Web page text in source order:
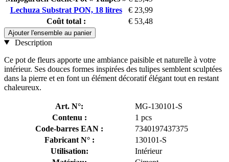
Lechuza Substrat PON, 18 litres
€ 23,99
Coût total :
€ 53,48
Ajouter l'ensemble au panier
Description
Ce pot de fleurs apporte une ambiance paisible et naturelle à votre
intérieur. Ses douces formes inspirées des tulipes semblent sculptées
dans la pierre et en font un élément décoratif élégant tout en restant
chaleureux.
Art. N°:
MG-130101-S
Contenu :
1 pcs
Code-barres EAN :
7340197437375
Fabricant N° :
130101-S
Utilisation:
Intérieur